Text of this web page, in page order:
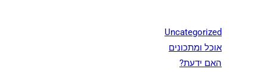
Uncategorized
אוכל ומתכונים
האם ידעת?